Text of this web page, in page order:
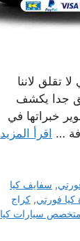
تقلق لاننا
جدا يكشف
خبراتها في
… اقرأ المزيد
, سفايف كيا
كيا فورتي, كراج
متخصص سيارات كيا